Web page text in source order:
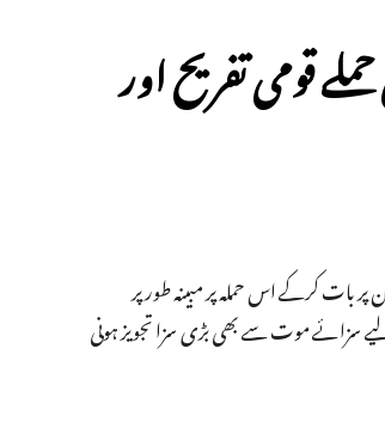
قومی تفریح اور
پر بات کرکے اس حملہ پر مبینہ طور پر
لیے سزائے موت سے بھی بڑی سزا تجویز ہونی